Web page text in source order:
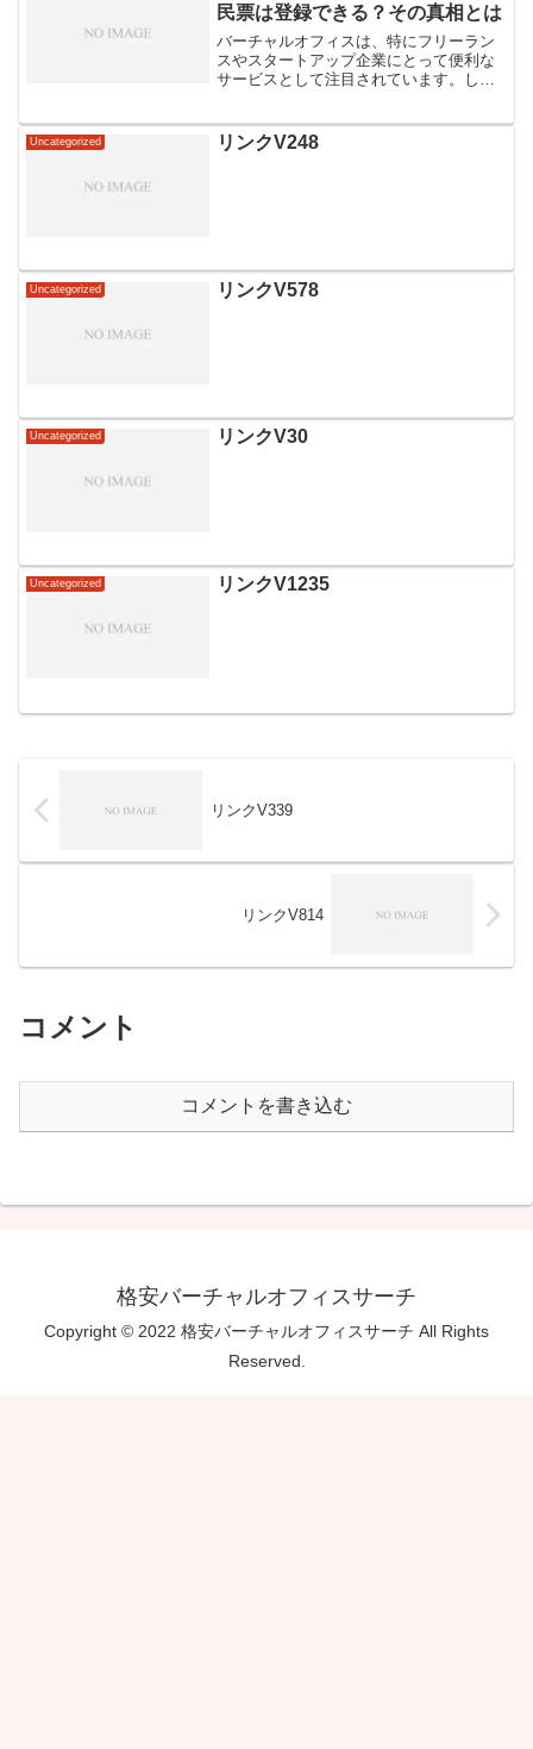
民票は登録できる？その真相とは
バーチャルオフィスは、特にフリーラン
スやスタートアップ企業にとって便利な
サービスとして注目されています。しか
寄せられています。この記事では、バー
チャルオフィスでの住民票...
Uncategorized リンクV248
Uncategorized リンクV578
Uncategorized リンクV30
Uncategorized リンクV1235
リンクV339
リンクV814
コメント
コメントを書き込む
格安バーチャルオフィスサーチ
Copyright © 2022 格安バーチャルオフィスサーチ All Rights
Reserved.